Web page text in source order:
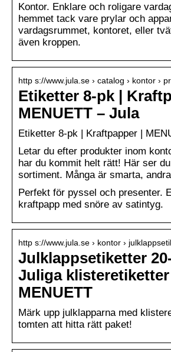
Kontor. Enklare och roligare
hemmet tack vare prylar och
vardagsrummet, kontoret, eller
även kroppen.
http s://www.jula.se › catalog › kontor ›
Etiketter 8-pk |
MENUETT – Jula
Etiketter 8-pk | Kraftpapper |
Letar du efter produkter inom
har du kommit helt rätt! Här ser
sortiment. Många är smarta,
Perfekt för pyssel och presenter.
kraftpapp med snöre av satintyg.
http s://www.jula.se › kontor ›
Julklappsetiketter
Juliga klisteretiketter
MENUETT
Märk upp julklapparna med
tomten att hitta rätt paket!